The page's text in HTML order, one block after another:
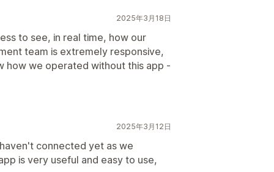
2025年3月18日
to see, in real time, how our
team is extremely responsive,
how we operated without this app -
2025年3月12日
connected yet as we
is very useful and easy to use,